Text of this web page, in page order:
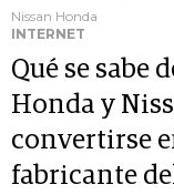
Nissan Honda
INTERNET
Qué se sabe
Honda y
convertirse
fabricante